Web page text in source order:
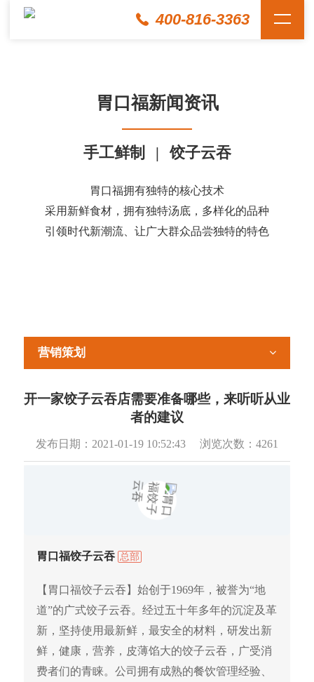
400-816-3363
胃口福新闻资讯
手工鲜制 | 饺子云吞
胃口福拥有独特的核心技术
采用新鲜食材，拥有独特汤底，多样化的品种
引领时代新潮流、让广大群众品尝独特的特色
营销策划
开一家饺子云吞店需要准备哪些，来听听从业
者的建议
发布日期： 2021-01-19 10:52:43 浏览次数： 4261
胃口福饺子云吞 总部
【胃口福饺子云吞】始创于1969年，被誉为“地
道”的广式饺子云吞。经过五十年多年的沉淀及革
新，坚持使用最新鲜，最安全的材料，研发出新
鲜，健康，营养，皮薄馅大的饺子云吞，广受消
费者们的青睐。公司拥有成熟的餐饮管理经验、